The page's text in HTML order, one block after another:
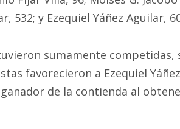
532; y Ezequiel Yáñez Aguilar,
sumamente
favorecieron a Ezequiel
de la contienda al